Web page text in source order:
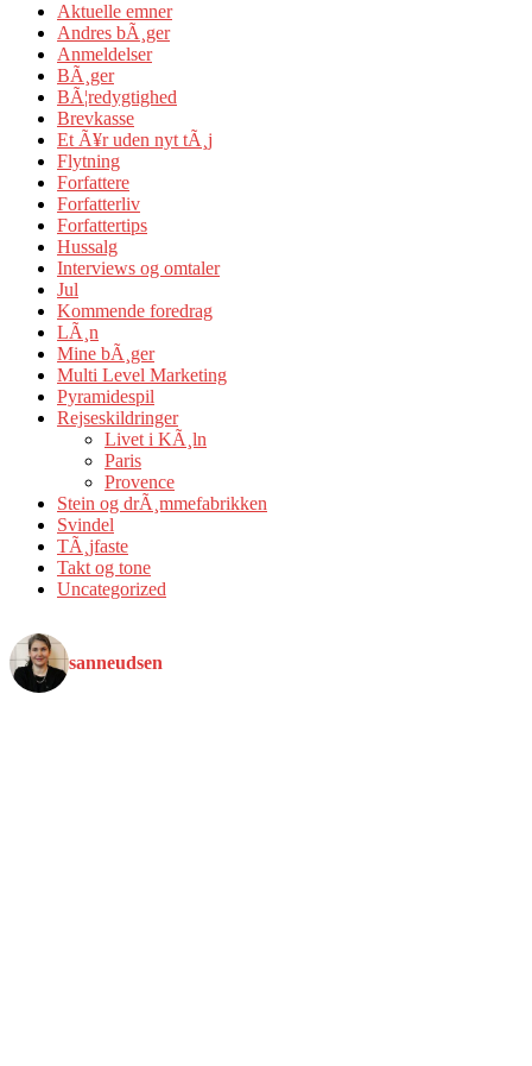
Aktuelle emner
Andres bÃ¸ger
Anmeldelser
BÃ¸ger
BÃ¦redygtighed
Brevkasse
Et Ã¥r uden nyt tÃ¸j
Flytning
Forfattere
Forfatterliv
Forfattertips
Hussalg
Interviews og omtaler
Jul
Kommende foredrag
LÃ¸n
Mine bÃ¸ger
Multi Level Marketing
Pyramidespil
Rejseskildringer
Livet i KÃ¸ln
Paris
Provence
Stein og drÃ¸mmefabrikken
Svindel
TÃ¸jfaste
Takt og tone
Uncategorized
sanneudsen